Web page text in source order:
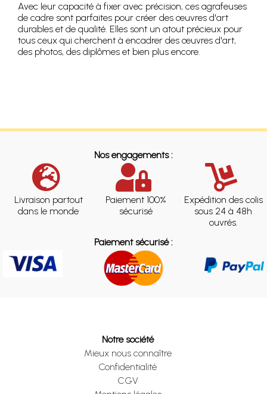
Avec leur capacité à fixer avec précision, ces agrafeuses
de cadre sont parfaites pour créer des œuvres d'art
durables et de qualité. Elles sont un atout précieux pour
tous ceux qui cherchent à encadrer des œuvres d'art,
des photos, des diplômes et bien plus encore.
Nos engagements :
Livraison partout
dans le monde
Paiement 100%
sécurisé
Expédition des colis
sous 24 à 48h
ouvrés.
Paiement sécurisé :
Notre société
Mieux nous connaître
Confidentialité
CGV